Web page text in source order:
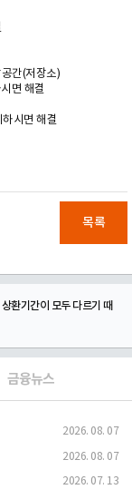
간(저장소)
면 해결
시면 해결
목록
환기간이 모두 다르기 때
금융뉴스
2026. 08. 07
2026. 08. 07
2026. 07. 13